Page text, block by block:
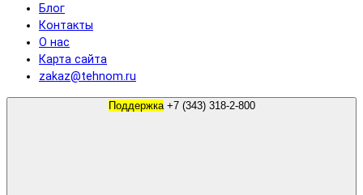
Блог
Контакты
О нас
Карта сайта
zakaz@tehnom.ru
Поддержка +7 (343) 318-2-800